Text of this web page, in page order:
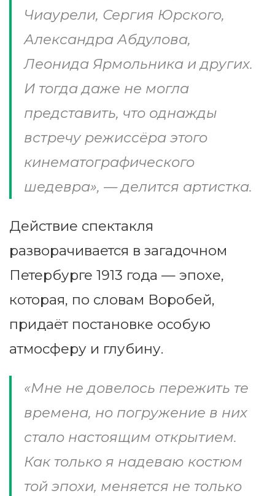
Чиаурели, Сергия Юрского,
Александра Абдулова,
Леонида Ярмольника и других.
И тогда даже не могла
представить, что однажды
встречу режиссёра этого
кинематографического
шедевра», — делится артистка.
Действие спектакля
разворачивается в загадочном
Петербурге 1913 года — эпохе,
которая, по словам Воробей,
придаёт постановке особую
атмосферу и глубину.
«Мне не довелось пережить те
времена, но погружение в них
стало настоящим открытием.
Как только я надеваю костюм
той эпохи, меняется не только